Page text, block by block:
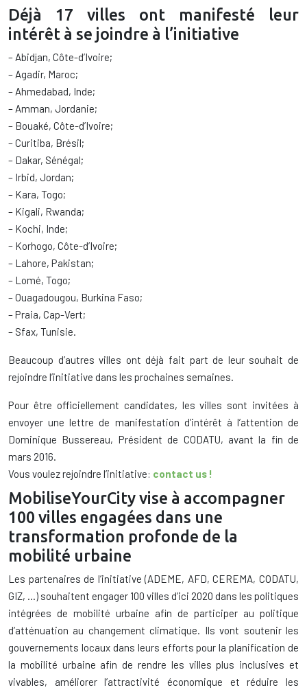
Déjà 17 villes ont manifesté leur
intérêt à se joindre à l’initiative
– Abidjan, Côte-d’Ivoire;
– Agadir, Maroc;
– Ahmedabad, Inde;
– Amman, Jordanie;
– Bouaké, Côte-d’Ivoire;
– Curitiba, Brésil;
– Dakar, Sénégal;
– Irbid, Jordan;
– Kara, Togo;
– Kigali, Rwanda;
– Kochi, Inde;
– Korhogo, Côte-d’Ivoire;
– Lahore, Pakistan;
– Lomé, Togo;
– Ouagadougou, Burkina Faso;
– Praia, Cap-Vert;
– Sfax, Tunisie.
Beaucoup d’autres villes ont déjà fait part de leur souhait de
rejoindre l’initiative dans les prochaines semaines.
Pour être officiellement candidates, les villes sont invitées à
envoyer une lettre de manifestation d’intérêt à l’attention de
Dominique Bussereau, Président de CODATU, avant la fin de
mars 2016.
Vous voulez rejoindre l’initiative: contact us !
MobiliseYourCity vise à accompagner
100 villes engagées dans une
transformation profonde de la
mobilité urbaine
Les partenaires de l’initiative (ADEME, AFD, CEREMA, CODATU,
GIZ, …) souhaitent engager 100 villes d’ici 2020 dans les politiques
intégrées de mobilité urbaine afin de participer au politique
d’atténuation au changement climatique. Ils vont soutenir les
gouvernements locaux dans leurs efforts pour la planification de
la mobilité urbaine afin de rendre les villes plus inclusives et
vivables, améliorer l’attractivité économique et réduire les